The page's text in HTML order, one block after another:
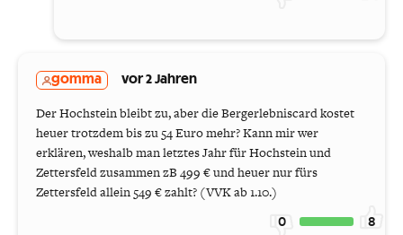
gomma vor 2 Jahren
Der Hochstein bleibt zu, aber die Bergerlebniscard kostet
heuer trotzdem bis zu 54 Euro mehr? Kann mir wer
erklären, weshalb man letztes Jahr für Hochstein und
Zettersfeld zusammen zB 499 € und heuer nur fürs
Zettersfeld allein 549 € zahlt? (VVK ab 1.10.)
0 8